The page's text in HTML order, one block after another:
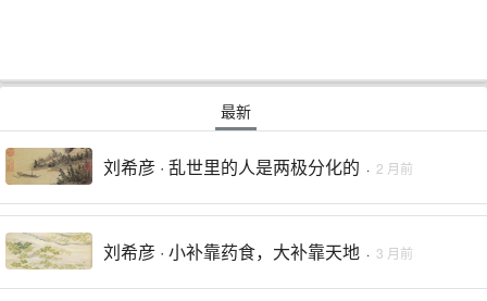
最新
刘希彦 · 乱世里的人是两极分化的 · 2 月前
刘希彦 · 小补靠药食，大补靠天地 · 3 月前